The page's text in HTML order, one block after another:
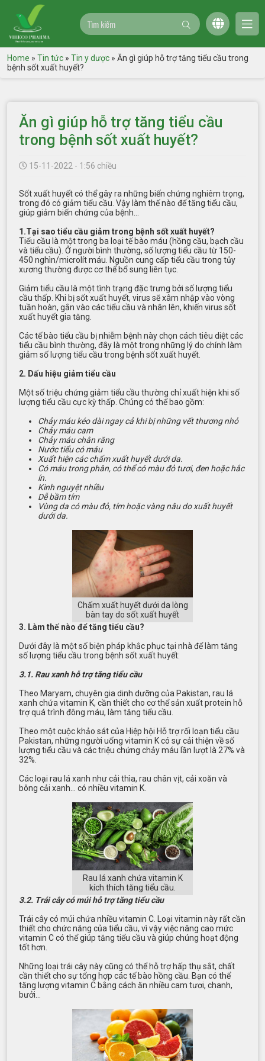
Home » Tin tức » Tin y dược » Ăn gì giúp hỗ trợ tăng tiểu cầu trong
bệnh sốt xuất huyết?
Ăn gì giúp hỗ trợ tăng tiểu cầu
trong bệnh sốt xuất huyết?
15-11-2022 - 1:56 chiều
Sốt xuất huyết có thể gây ra những biến chứng nghiêm trọng,
trong đó có giảm tiểu cầu. Vậy làm thế nào để tăng tiểu cầu,
giúp giảm biến chứng của bệnh…
1.Tại sao tiểu cầu giảm trong bệnh sốt xuất huyết?
Tiểu cầu là một trong ba loại tế bào máu (hồng cầu, bạch cầu
và tiểu cầu). Ở người bình thường, số lượng tiểu cầu từ 150-
450 nghìn/microlít máu. Nguồn cung cấp tiểu cầu trong tủy
xương thường được cơ thể bổ sung liên tục.
Giảm tiểu cầu là một tình trạng đặc trưng bởi số lượng tiểu
cầu thấp. Khi bị sốt xuất huyết, virus sẽ xâm nhập vào vòng
tuần hoàn, gắn vào các tiểu cầu và nhân lên, khiến virus sốt
xuất huyết gia tăng.
Các tế bào tiểu cầu bị nhiễm bệnh này chọn cách tiêu diệt các
tiểu cầu bình thường, đây là một trong những lý do chính làm
giảm số lượng tiểu cầu trong bệnh sốt xuất huyết.
2. Dấu hiệu giảm tiểu cầu
Một số triệu chứng giảm tiểu cầu thường chỉ xuất hiện khi số
lượng tiểu cầu cực kỳ thấp. Chúng có thể bao gồm:
Chảy máu kéo dài ngay cả khi bị những vết thương nhỏ
Chảy máu cam
Chảy máu chân răng
Nước tiểu có máu
Xuất hiện các chấm xuất huyết dưới da.
Có máu trong phân, có thể có màu đỏ tươi, đen hoặc hắc
ín.
Kinh nguyệt nhiều
Dễ bầm tím
Vùng da có màu đỏ, tím hoặc vàng nâu do xuất huyết
dưới da.
Chấm xuất huyết dưới da lòng
bàn tay do sốt xuất huyết
3. Làm thế nào để tăng tiểu cầu?
Dưới đây là một số biện pháp khắc phục tại nhà để làm tăng
số lượng tiểu cầu trong bệnh sốt xuất huyết:
3.1. Rau xanh hỗ trợ tăng tiểu cầu
Theo Maryam, chuyên gia dinh dưỡng của Pakistan, rau lá
xanh chứa vitamin K, cần thiết cho cơ thể sản xuất protein hỗ
trợ quá trình đông máu, làm tăng tiểu cầu.
Theo một cuộc khảo sát của Hiệp hội Hỗ trợ rối loạn tiểu cầu
Pakistan, những người uống vitamin K có sự cải thiện về số
lượng tiểu cầu và các triệu chứng chảy máu lần lượt là 27% và
32%.
Các loại rau lá xanh như cải thìa, rau chân vịt, cải xoăn và
bông cải xanh… có nhiều vitamin K.
Rau lá xanh chứa vitamin K
kích thích tăng tiểu cầu.
3.2. Trái cây có múi hỗ trợ tăng tiểu cầu
Trái cây có múi chứa nhiều vitamin C. Loại vitamin này rất cần
thiết cho chức năng của tiểu cầu, vì vậy việc nâng cao mức
vitamin C có thể giúp tăng tiểu cầu và giúp chúng hoạt động
tốt hơn.
Những loại trái cây này cũng có thể hỗ trợ hấp thụ sắt, chất
cần thiết cho sự tổng hợp các tế bào hồng cầu. Bạn có thể
tăng lượng vitamin C bằng cách ăn nhiều cam tươi, chanh,
bưởi…